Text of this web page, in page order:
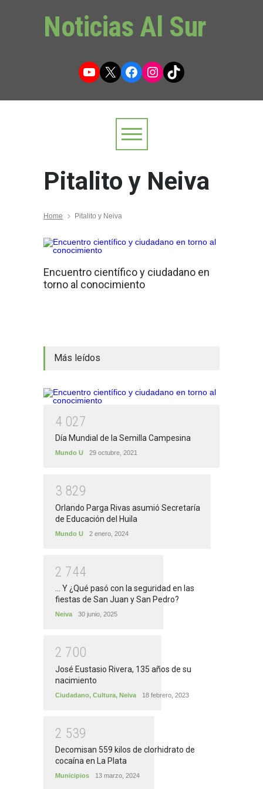
Noticias Al Sur
YouTube
X Facebook
Instagram
TikTok
Pitalito y Neiva
Home Pitalito y Neiva
Encuentro científico y ciudadano en
torno al conocimiento
Más leídos
4 027
Día Mundial de la Semilla Campesina
Mundo U 29 octubre, 2021
3 829
Orlando Parga Rivas asumió Secretaría
de Educación del Huila
Mundo U 2 enero, 2024
2 744
... Y ¿Qué pasó con la seguridad en las
fiestas de San Juan y San Pedro?
Neiva 30 junio, 2025
2 700
José Eustasio Rivera, 135 años de su
nacimiento
Ciudadano, Cultura, Neiva 18 febrero, 2023
2 539
Decomisan 559 kilos de clorhidrato de
cocaína en La Plata
Municipios 13 marzo, 2024